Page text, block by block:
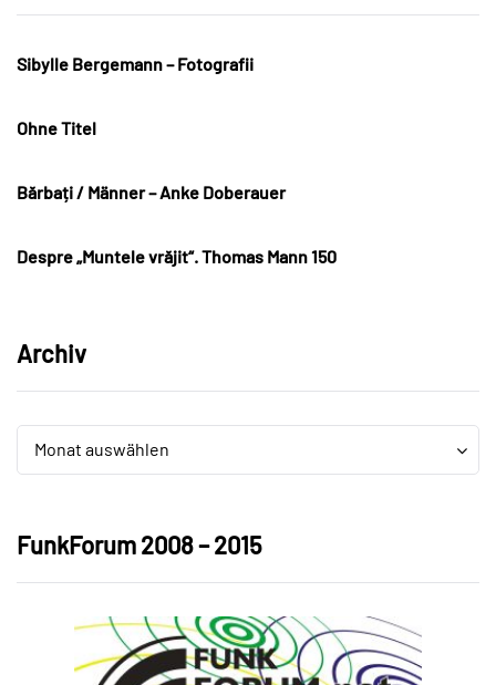
Sibylle Bergemann – Fotografii
Ohne Titel
Bărbați / Männer – Anke Doberauer
Despre „Muntele vrăjit“. Thomas Mann 150
Archiv
Archiv
Monat auswählen
Archiv
FunkForum 2008 – 2015